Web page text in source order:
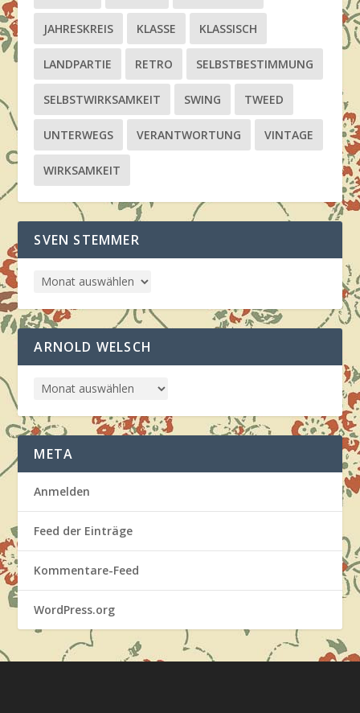
JAHRESKREIS KLASSE KLASSISCH
LANDPARTIE RETRO SELBSTBESTIMMUNG
SELBSTWIRKSAMKEIT SWING TWEED
UNTERWEGS VERANTWORTUNG VINTAGE
WIRKSAMKEIT
SVEN STEMMER
ARNOLD WELSCH
META
Anmelden
Feed der Einträge
Kommentare-Feed
WordPress.org